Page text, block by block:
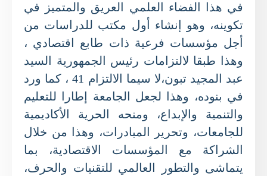
في هذا الفضاء العلمي العريق والمتميز في
تكوينه، وهو إنشاء أول مكتب للدراسات من
أجل مؤسسات فرعية ذات طابع اقتصادي ،
وهذا طبقا لالتزامات رئيس الجمهورية السيد
عبد المجيد تبون،لا سيما الالتزام 41 ، كما ورد
في بنوده، وهذا لجعل الجامعة إطارا للتعليم
والتنمية والإبداع، ومنحه الحرية الأكاديمية
للجامعات، وتحرير المبادرات، وهذا من خلال
الشراكة مع المؤسسات الاقتصادية، بما
يتماشى والتطور العالمي للتقنيات والحرف،